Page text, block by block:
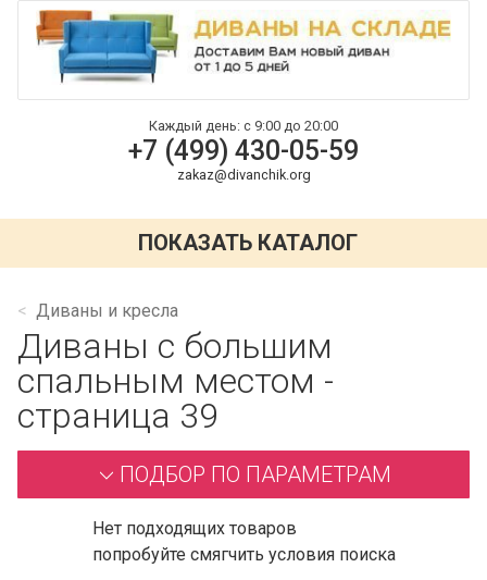
Оплата и доставка
Контакты
Каждый день: с 9:00 до 20:00
+7 (499) 430-05-59
zakaz@divanchik.org
ПОКАЗАТЬ КАТАЛОГ
Диваны и кресла
Диваны с большим
спальным местом -
страница 39
ПОДБОР ПО ПАРАМЕТРАМ
Нет подходящих товаров
попробуйте смягчить условия поиска